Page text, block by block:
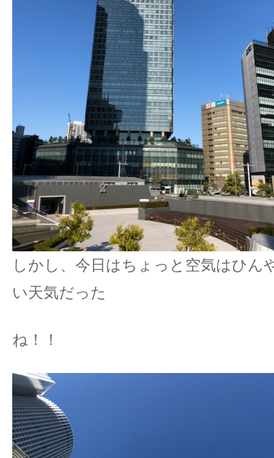
しかし、今日はちょっと空気はひん
い天気だった
ね！！